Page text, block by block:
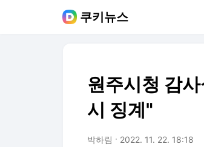
쿠키뉴스
원주시청 감
시 징계"
박하림 2022. 11. 22. 18:18